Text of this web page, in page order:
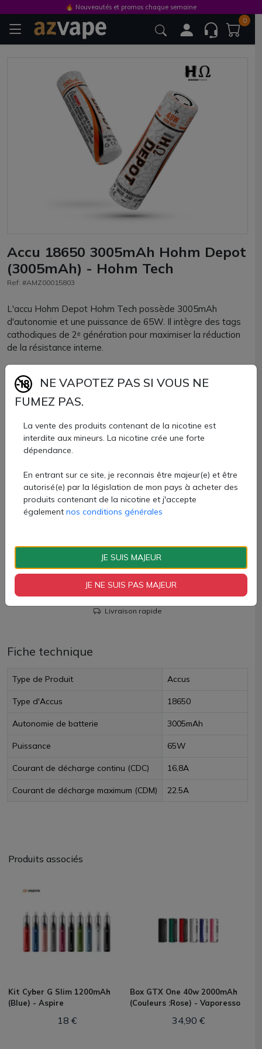
0
Accu 18650 3005mAh Hohm Depot
(3005mAh) - Hohm Tech
Ref: #AMZ00015803
L'accu Hohm Depot Hohm Tech possède 3005mAh
d'autonomie et une puissance de 65W. Il intègre des tags
cathodiques de 2ᵉ génération pour maximiser la réduction
de la résistance interne.
Ce dernier peut être chargé à une valeur testée et prouvée
de 3.60A. L'accu a un courant de décharge continue de
16.8A et un courant de décharge maximum de 22.5A.
Cet accu sera compatible avec toutes les box et les mod
accueillant ce format de pile.
AZVape à l'unité.
10,60 €
AJOUTER À MON PANIER
Livraison rapide
Fiche technique
Type de Produit Accus
Type d'Accus 18650
Autonomie de batterie 3005mAh
Puissance 65W
Courant de décharge continu (CDC) 16,8A
Courant de décharge maximum (CDM) 22.5A
Produits associés
Kit Cyber G Slim 1200mAh
(Blue) - Aspire
18 €
Box GTX One 40w 2000mAh
(Couleurs :Rose) - Vaporesso
34,90 €
🔥 Nouveautés et promos chaque semaine
NE VAPOTEZ PAS SI VOUS NE
FUMEZ PAS.
La vente des produits contenant de la nicotine est
interdite aux mineurs. La nicotine crée une forte
dépendance.
En entrant sur ce site, je reconnais être majeur(e) et être
autorisé(e) par la législation de mon pays à acheter des
produits contenant de la nicotine et j'accepte
également nos conditions générales
JE SUIS MAJEUR
JE NE SUIS PAS MAJEUR